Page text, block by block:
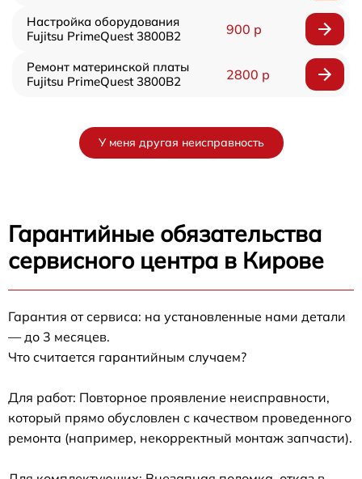
Настройка оборудования
Fujitsu PrimeQuest 3800B2
900 р
Ремонт материнской платы
Fujitsu PrimeQuest 3800B2
2800 р
У меня другая неисправность
Гарантийные обязательства
сервисного центра в Кирове
Гарантия от сервиса: на установленные нами детали
— до 3 месяцев.
Что считается гарантийным случаем?
Для работ: Повторное проявление неисправности,
который прямо обусловлен с качеством проведенного
ремонта (например, некорректный монтаж запчасти).